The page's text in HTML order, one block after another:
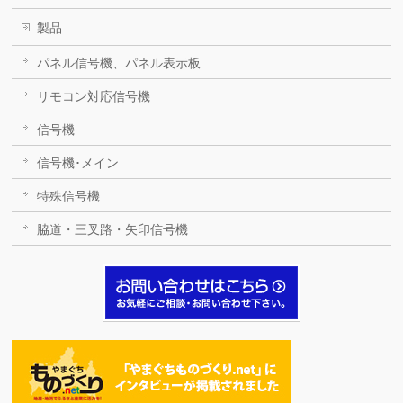
製品
パネル信号機、パネル表示板
リモコン対応信号機
信号機
信号機･メイン
特殊信号機
脇道・三叉路・矢印信号機
無線リモコン対応信号機